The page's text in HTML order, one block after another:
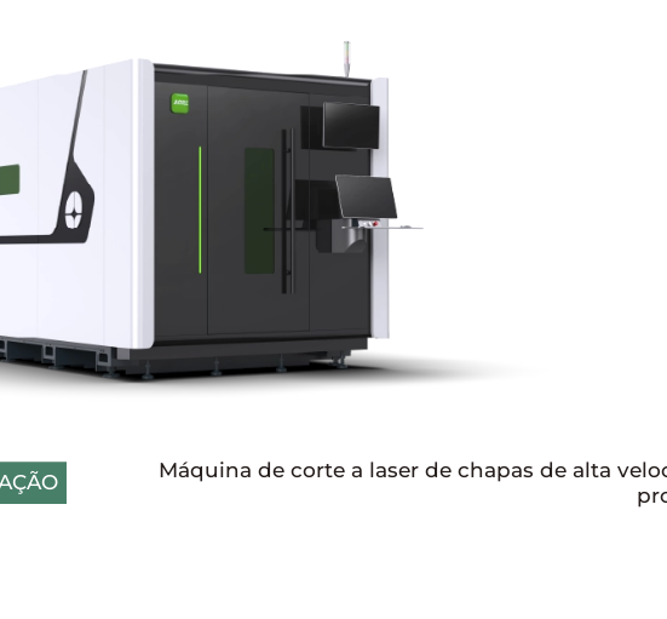
Máquina de corte a laser de chapas de alta